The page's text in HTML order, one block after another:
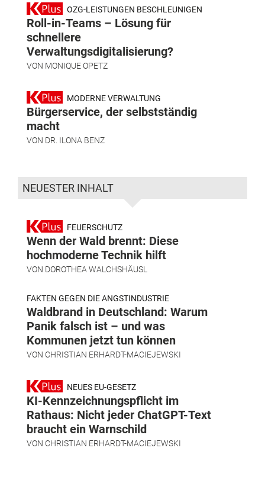
OZG-LEISTUNGEN BESCHLEUNIGEN
Roll-in-Teams – Lösung für
schnellere
Verwaltungsdigitalisierung?
VON MONIQUE OPETZ
MODERNE VERWALTUNG
Bürgerservice, der selbstständig
macht
VON DR. ILONA BENZ
NEUESTER INHALT
FEUERSCHUTZ
Wenn der Wald brennt: Diese
hochmoderne Technik hilft
VON DOROTHEA WALCHSHÄUSL
FAKTEN GEGEN DIE ANGSTINDUSTRIE
Waldbrand in Deutschland: Warum
Panik falsch ist – und was
Kommunen jetzt tun können
VON CHRISTIAN ERHARDT-MACIEJEWSKI
NEUES EU-GESETZ
KI-Kennzeichnungspflicht im
Rathaus: Nicht jeder ChatGPT-Text
braucht ein Warnschild
VON CHRISTIAN ERHARDT-MACIEJEWSKI